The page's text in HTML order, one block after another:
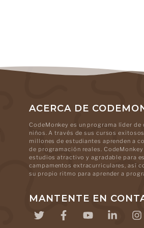
ACERCA DE
CodeMonkey es un programa líder
niños. A través de sus cursos
millones de estudiantes aprenden a
de programación reales.
estudios atractivo y agradable para
campamentos extracurriculares, así
su propio ritmo para aprender a
MANTENTE EN